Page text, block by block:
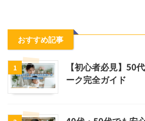
おすすめ記事
1
【初心者必見】50
ーク完全ガイド